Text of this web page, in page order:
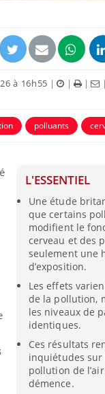
à 16h55 | | |
polluants
L'ESSENTIEL
Une étude
que certains
modifient le
cerveau et des
seulement une
d’exposition.
Les effets
de la pollution,
les niveaux de
identiques.
Ces résultats
inquiétudes
pollution de
démence.